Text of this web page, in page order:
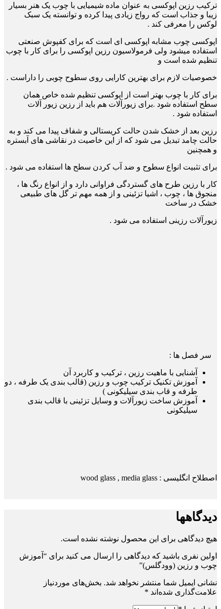
ترکیب رزین اپوکسی به عنوان ماده شیمیایی با چوب یک هنر بسیار
زیبا و جذاب است که رواج زیادی پیدا کرده و توانسته یک سبک
لوکس را معرفی کند .
اپوکسی چوب مشابه اپوکسی ای است که برای کفپوش صنعتی
استفاده میشود ولی فرمولاسیون رزین اپوکسی را برای کار با چوب
تنظیم شده است و
خصوصیات لازم برای بهترین کارایی روی سطوح چوبی را داراست .
برای کار با چوب بهتر است از اپوکسی تنظیم شده خاص همان
سطح استفاده شود .برای زیورآلات هم باید از رزین زیور آلات
استفاده شود .
رزین بعد از خشک شدن حالت کریستالی و شفاف پیدا می کند و به
حالت چامد تبدیل می شود که از این خاصیت در نقاشی های آبستره
و همچنین
برای تثبیت انواع سطوح و ضد آب کردن سطح ها استفاده می شود .
کار با رزین طرح های گستردگی فراوانی دارد و از انواع رنگ ها ،
منجوق ها ، چوب ، اشیا تزئینی و از همه مهم تر گل های طبیعی
خشک در ساخت
زیورآلات رزینی استفاده می شود .
سر فصل ها :
آشنایی با ماهیت رزین ، ترکیب و کاربرد آن
آموزش تکنیک ترکیب چوب و رزین (قالب بندی یک طرفه ، دو
طرفه و قاب بندی سیلیکونی )
آموزش ساخت زیورآلات و وسایل تزئینی با قالب بندی
سیلیکونی
اصطلاح انگلیسی : wood glass , media glass
دیدگاهها
هیچ دیدگاهی برای این محصول نوشته نشده است.
اولین نفری باشید که دیدگاهی را ارسال می کنید برای “آموزش
چوب و رزین (وودگلس)”
نشانی ایمیل شما منتشر نخواهد شد. بخش‌های موردنیاز
علامت‌گذاری شده‌اند *